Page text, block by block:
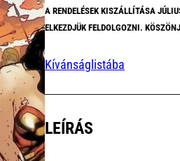
A RENDELÉSEK KISZÁLLÍTÁSA
ELKEZDJÜK FELDOLGOZNI.
Kívánságlistába
LEÍRÁS